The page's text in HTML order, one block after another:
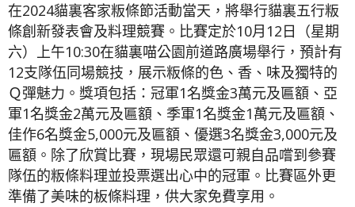
在2024貓裏客家粄條節活動當天，將舉行貓裏五行粄
條創新發表會及料理競賽。比賽定於10月12日（星期
六）上午10:30在貓裏喵公園前道路廣場舉行，預計有
12支隊伍同場競技，展示粄條的色、香、味及獨特的
Ｑ彈魅力。獎項包括：冠軍1名獎金3萬元及匾額、亞
軍1名獎金2萬元及匾額、季軍1名獎金1萬元及匾額、
佳作6名獎金5,000元及匾額、優選3名獎金3,000元及
匾額。除了欣賞比賽，現場民眾還可親自品嚐到參賽
隊伍的粄條料理並投票選出心中的冠軍。比賽區外更
準備了美味的板條料理，供大家免費享用。